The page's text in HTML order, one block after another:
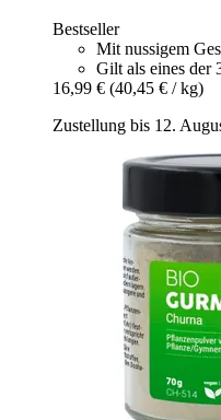
Bestseller
Mit nussigem
Gilt als eines der
16,99 € (40,45 € / kg)
Zustellung bis 12.